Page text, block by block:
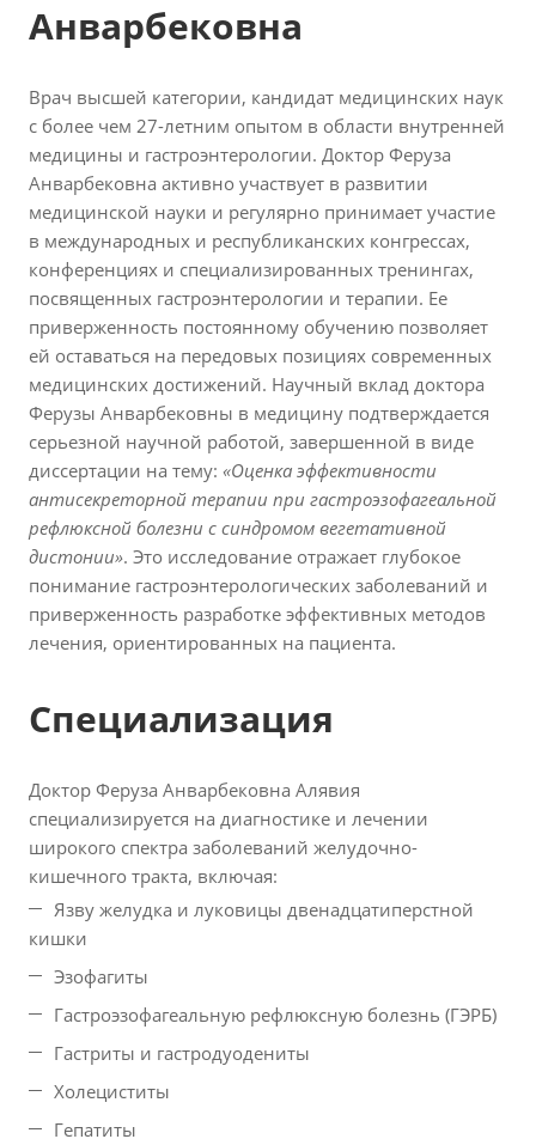
Анварбековна
Врач высшей категории, кандидат медицинских наук
с более чем 27-летним опытом в области внутренней
медицины и гастроэнтерологии. Доктор Феруза
Анварбековна активно участвует в развитии
медицинской науки и регулярно принимает участие
в международных и республиканских конгрессах,
конференциях и специализированных тренингах,
посвященных гастроэнтерологии и терапии. Ее
приверженность постоянному обучению позволяет
ей оставаться на передовых позициях современных
медицинских достижений. Научный вклад доктора
Ферузы Анварбековны в медицину подтверждается
серьезной научной работой, завершенной в виде
диссертации на тему: «Оценка эффективности
антисекреторной терапии при гастроэзофагеальной
рефлюксной болезни с синдромом вегетативной
дистонии». Это исследование отражает глубокое
понимание гастроэнтерологических заболеваний и
приверженность разработке эффективных методов
лечения, ориентированных на пациента.
Специализация
Доктор Феруза Анварбековна Алявия
специализируется на диагностике и лечении
широкого спектра заболеваний желудочно-
кишечного тракта, включая:
Язву желудка и луковицы двенадцатиперстной
кишки
Эзофагиты
Гастроэзофагеальную рефлюксную болезнь (ГЭРБ)
Гастриты и гастродуодениты
Холециститы
Гепатиты